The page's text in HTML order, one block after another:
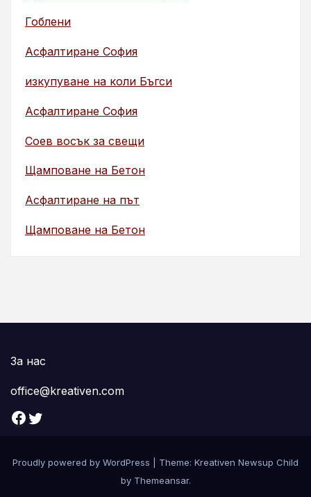
Гоблени
Асфалтиране София
изкупуване на коли Бъгси
Асфалтиране София
Соев восък за свещи
Щамповане на Бетон
Асфалтиране на път
Щамповане на Бетон
За нас
office@kreativen.com
Facebook Twitter
Proudly powered by WordPress
Theme: Kreativen Newsup Child
by Themeansar.